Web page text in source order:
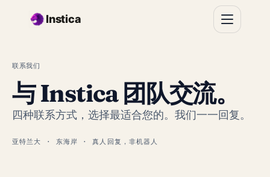
Instica
联系我们
与 Instica 团队交流。
四种联系方式，选择最适合您的。我们一一回复。
亚特兰大 · 东海岸 · 真人回复，非机器人